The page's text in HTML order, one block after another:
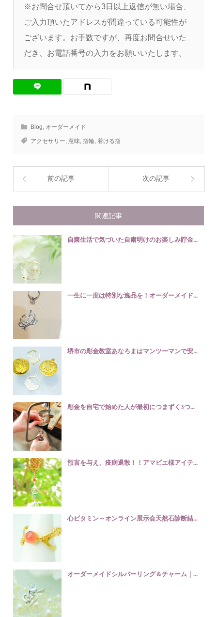
※お問合せ頂いてから3日以上返信が無い場合、
ご入力頂いたアドレスが間違っている可能性が
ございます。お手数ですが、再度お問合せいた
だき、お電話番号の入力をお願いいたします。
Blog オーダーメイド
アクセサリー ,意味 ,指輪 ,着ける指
前の記事 次の記事
関連記事
自粛生活で気づいた自粛明けのお楽しみ貯金...
一生に一度は特別な逸品を！オーダーメイド...
堺市の彫金教室あなろまはマンツーマンで安...
彫金を自宅で始めた人が最初につまずく3つ...
預言を与え、疫病退散！！アマビエ様アイテ...
心ビタミン～オンライン展示会天然石診断結...
オーダーメイドシルバーリング＆チャーム｜...